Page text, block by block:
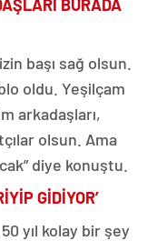
BURADA
başı sağ olsun.
oldu. Yeşilçam
arkadaşları,
olsun. Ama
diye konuştu.
GİDİYOR’
yıl kolay bir şey